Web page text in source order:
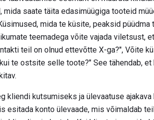
mida saate täita edasimüügiga tooteid
mida te küsite, peaksid
teemadega võite vajada viletsust,
teil on olnud ettevõtte X-ga?", Võite
te ostsite selle toote?" See tähendab, et
kliendi kutsumiseks ja ülevaatuse
esitada konto ülevaade, mis võimaldab